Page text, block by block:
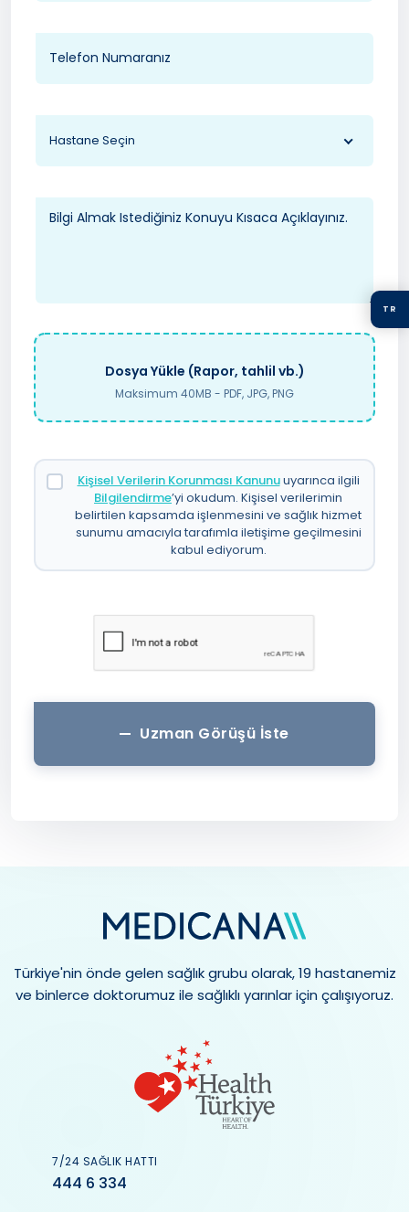
TR
Hastane Seçin
Dosya Yükle (Rapor, tahlil vb.)
Maksimum 40MB - PDF, JPG, PNG
Kişisel Verilerin Korunması Kanunuuyarınca ilgili
Bilgilendirme’yi okudum. Kişisel verilerimin
belirtilen kapsamda işlenmesini ve sağlık hizmet
sunumu amacıyla tarafımla iletişime geçilmesini
kabul ediyorum.
Uzman Görüşü İste
Türkiye'nin önde gelen sağlık grubu olarak, 19 hastanemiz
ve binlerce doktorumuz ile sağlıklı yarınlar için çalışıyoruz.
7/24 SAĞLIK HATTI
444 6 334